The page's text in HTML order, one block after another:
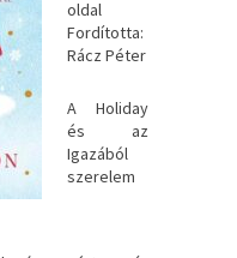
oldal
Fordította:
Rácz Péter
A Holiday
és az
Igazából
szerelem